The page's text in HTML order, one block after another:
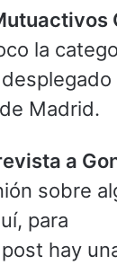
la
Madrid.
a
sobre
para
hay